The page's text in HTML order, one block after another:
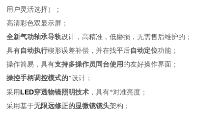
用户灵活选择）；
高清彩色双显示屏；
全新气动轴承导轨设计，高精准，低磨损，无需售后维护的；
具有自动执行楔形误差补偿，并在找平后自动定位功能；
操作简易，具有支持多操作员同台使用 的友好操作界面；
操控手柄调控模式的*设计；
采用 LED穿透物镜照明技术 ，具有*对准亮度；
采用基于无限远修正的显微镜镜头架构；